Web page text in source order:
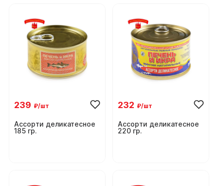
239 ₽/шт
Ассорти деликатесное
185 гр.
232 ₽/шт
Ассорти деликатесное
220 гр.